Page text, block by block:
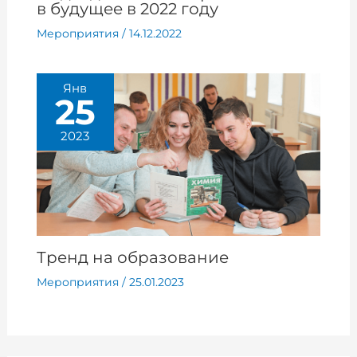
в будущее в 2022 году
Мероприятия / 14.12.2022
Янв
25
2023
Тренд на образование
Мероприятия / 25.01.2023